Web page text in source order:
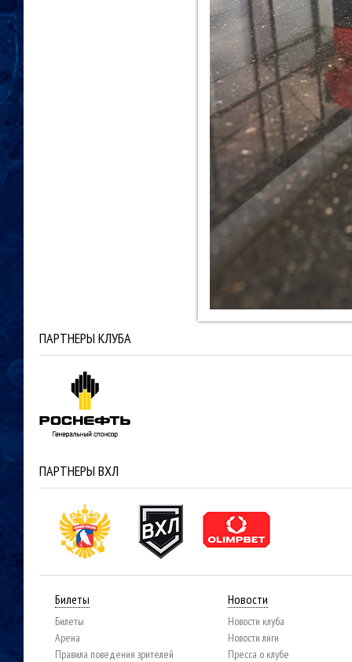
ПАРТНЕРЫ КЛУБА
ПАРТНЕРЫ ВХЛ
Билеты
Билеты
Арена
Правила поведения зрителей
Новости
Новости клуба
Новости лиги
Пресса о клубе